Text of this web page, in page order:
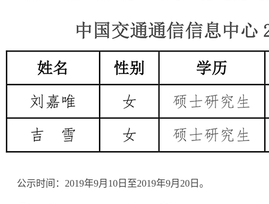
公示时间：2019年9月10日至2019年9月20日。